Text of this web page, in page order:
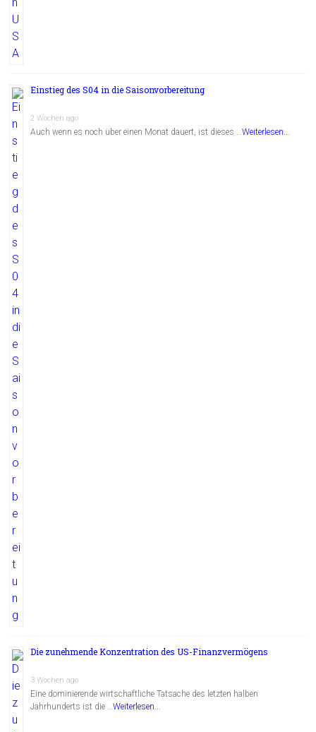
Einstieg des S04 in die Saisonvorbereitung
2 Wochen ago
Auch wenn es noch über einen Monat dauert, ist dieses …Weiterlesen...
Die zunehmende Konzentration des US-Finanzvermögens
3 Wochen ago
Eine dominierende wirtschaftliche Tatsache des letzten halben
Jahrhunderts ist die …Weiterlesen...